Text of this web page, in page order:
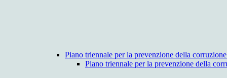
Piano triennale per la prevenzione della
Piano triennale per la prevenzione della